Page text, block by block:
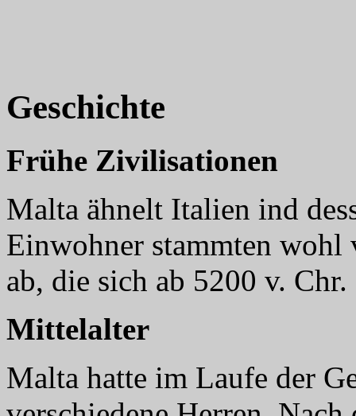
Geschichte
Frühe Zivilisationen
Malta ähnelt Italien ind
Einwohner stammten
ab, die sich ab 5200 v.
Mittelalter
Malta hatte im Laufe der